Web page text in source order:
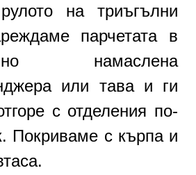
на триъгълни
парчетата в
намаслена
или тава и ги
с отделения по-
Покриваме с кърпа и